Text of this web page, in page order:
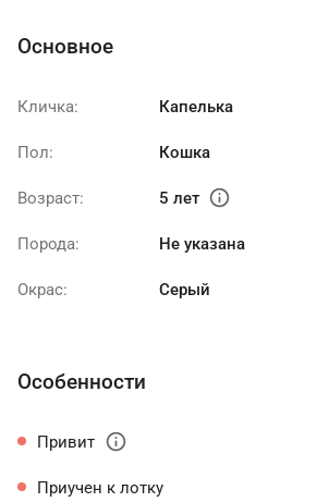
Основное
Кличка: Капелька
Пол: Кошка
Возраст: 5 лет info
Порода: Не указана
Окрас: Серый
Особенности
Привит info
Приучен к лотку